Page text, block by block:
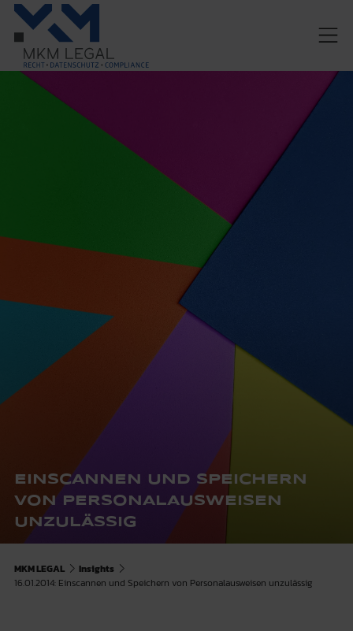
EINSCANNEN UND SPEICHERN
VON PERSONALAUSWEISEN
UNZULÄSSIG
MKM LEGAL
Insights
16.01.2014: Einscannen und Speichern von Personalausweisen unzulässig